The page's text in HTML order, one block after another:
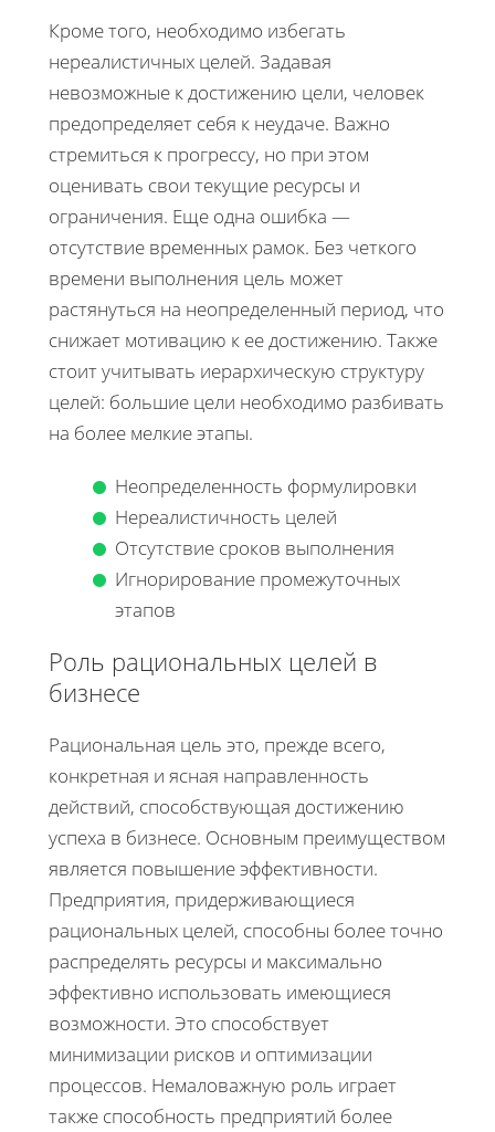
Кроме того, необходимо избегать
нереалистичных целей. Задавая
невозможные к достижению цели, человек
предопределяет себя к неудаче. Важно
стремиться к прогрессу, но при этом
оценивать свои текущие ресурсы и
ограничения. Еще одна ошибка —
отсутствие временных рамок. Без четкого
времени выполнения цель может
растянуться на неопределенный период, что
снижает мотивацию к ее достижению. Также
стоит учитывать иерархическую структуру
целей: большие цели необходимо разбивать
на более мелкие этапы.
Неопределенность формулировки
Нереалистичность целей
Отсутствие сроков выполнения
Игнорирование промежуточных
этапов
Роль рациональных целей в
бизнесе
Рациональная цель это, прежде всего,
конкретная и ясная направленность
действий, способствующая достижению
успеха в бизнесе. Основным преимуществом
является повышение эффективности.
Предприятия, придерживающиеся
рациональных целей, способны более точно
распределять ресурсы и максимально
эффективно использовать имеющиеся
возможности. Это способствует
минимизации рисков и оптимизации
процессов. Немаловажную роль играет
также способность предприятий более